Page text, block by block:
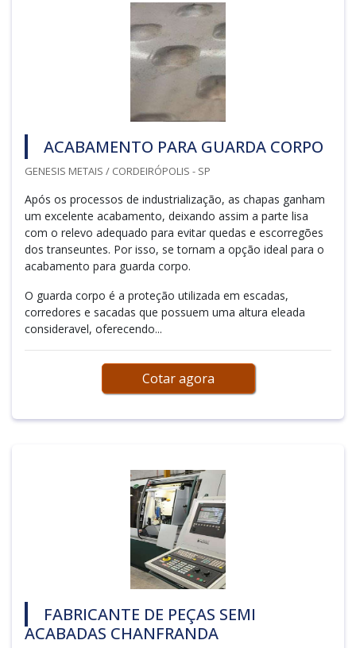
ACABAMENTO PARA GUARDA CORPO
GENESIS METAIS / CORDEIRÓPOLIS - SP
Após os processos de industrialização, as chapas ganham
um excelente acabamento, deixando assim a parte lisa
com o relevo adequado para evitar quedas e escorregões
dos transeuntes. Por isso, se tornam a opção ideal para o
acabamento para guarda corpo.
O guarda corpo é a proteção utilizada em escadas,
corredores e sacadas que possuem uma altura eleada
consideravel, oferecendo...
Cotar agora
FABRICANTE DE PEÇAS SEMI
ACABADAS CHANFRANDA